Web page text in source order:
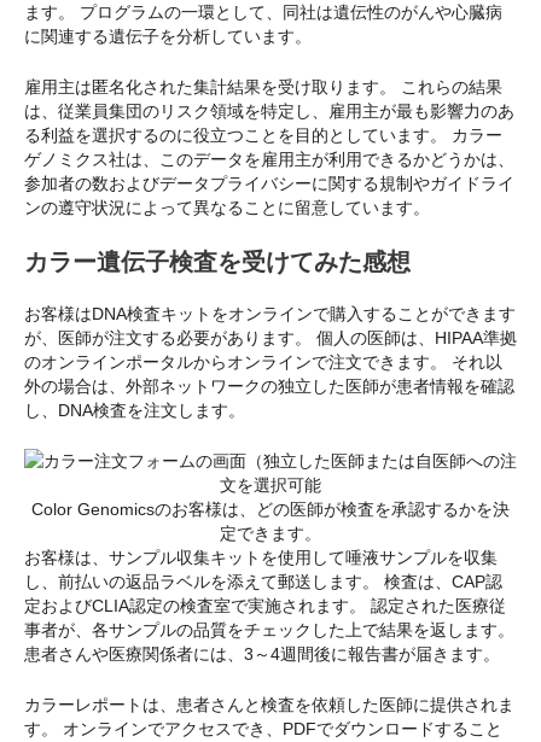
ます。 プログラムの一環として、同社は遺伝性のがんや心臓病
に関連する遺伝子を分析しています。
雇用主は匿名化された集計結果を受け取ります。 これらの結果
は、従業員集団のリスク領域を特定し、雇用主が最も影響力のあ
る利益を選択するのに役立つことを目的としています。 カラー
ゲノミクス社は、このデータを雇用主が利用できるかどうかは、
参加者の数およびデータプライバシーに関する規制やガイドライ
ンの遵守状況によって異なることに留意しています。
カラー遺伝子検査を受けてみた感想
お客様はDNA検査キットをオンラインで購入することができます
が、医師が注文する必要があります。 個人の医師は、HIPAA準拠
のオンラインポータルからオンラインで注文できます。 それ以
外の場合は、外部ネットワークの独立した医師が患者情報を確認
し、DNA検査を注文します。
Color Genomicsのお客様は、どの医師が検査を承認するかを決
定できます。
お客様は、サンプル収集キットを使用して唾液サンプルを収集
し、前払いの返品ラベルを添えて郵送します。 検査は、CAP認
定およびCLIA認定の検査室で実施されます。 認定された医療従
事者が、各サンプルの品質をチェックした上で結果を返します。
患者さんや医療関係者には、3～4週間後に報告書が届きます。
カラーレポートは、患者さんと検査を依頼した医師に提供されま
す。 オンラインでアクセスでき、PDFでダウンロードすること